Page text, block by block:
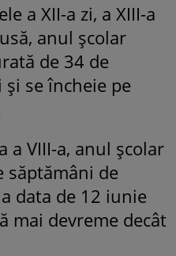
a XII-a zi, a XIII-a
anul şcolar
de 34 de
se încheie pe
a VIII-a, anul şcolar
săptămâni de
data de 12 iunie
mai devreme decât